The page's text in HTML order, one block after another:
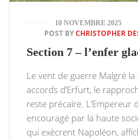
10 NOVEMBRE 2025
POST BYCHRISTOPHER
Section 7 – l’enfer
Le vent de guerre Malgré la
accords d’Erfurt, le
reste précaire. L’Empereur
encouragé par la haute
qui exècrent Napoléon,